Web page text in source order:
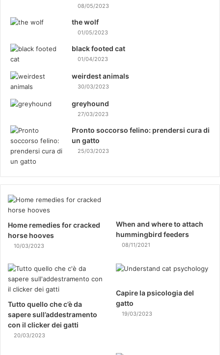
08/05/2023
the wolf
01/05/2023
black footed cat
01/04/2023
weirdest animals
30/03/2023
greyhound
27/03/2023
Pronto soccorso felino: prendersi cura di
un gatto
25/03/2023
Home remedies for cracked
horse hooves
10/03/2023
When and where to attach
hummingbird feeders
08/11/2021
Tutto quello che c’è da
sapere sull’addestramento
con il clicker dei gatti
20/03/2023
Capire la psicologia del
gatto
19/03/2023